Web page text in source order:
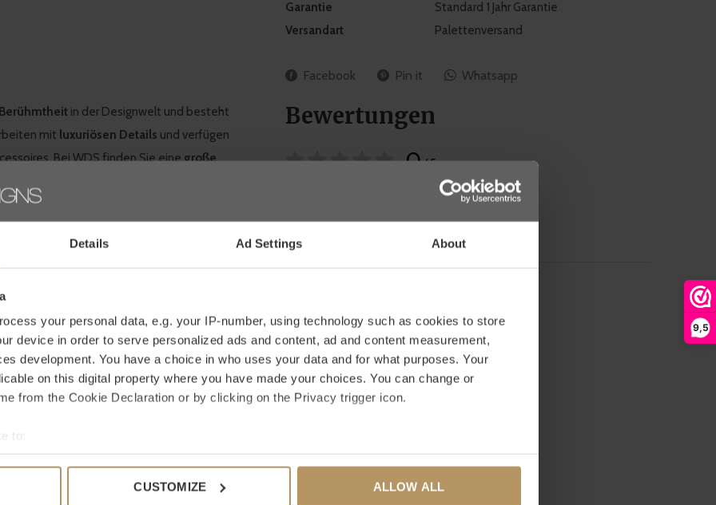
Details Ad Settings About
your personal data, e.g. your IP-number, using technology such as cookies to store
device in order to serve personalized ads and content, ad and content measurement,
development. You have a choice in who uses your data and for what purposes. Your
on this digital property where you have made your choices. You can change or
from the Cookie Declaration or by clicking on the Privacy trigger icon.
to:
your geographical location which can be accurate to within several meters
CUSTOMIZE ALLOW ALL
9,5
in der Designwelt und besteht
mit luxuriösen Details und verfügen
Bei WDS finden Sie einegroße
Eichholtz inspirieren, die jedem Interieur
unseren
– es dauert nur 2 Minuten. Nicht ganz
Garantie
Standard 1 Jahr Garantie
Versandart
Palettenversand
Facebook Pin it Whatsapp
Bewertungen
0/ 5
0 Sterne, basierend auf 0 Bewertungen
IHRE BEWERTUNG HINZUFÜGEN